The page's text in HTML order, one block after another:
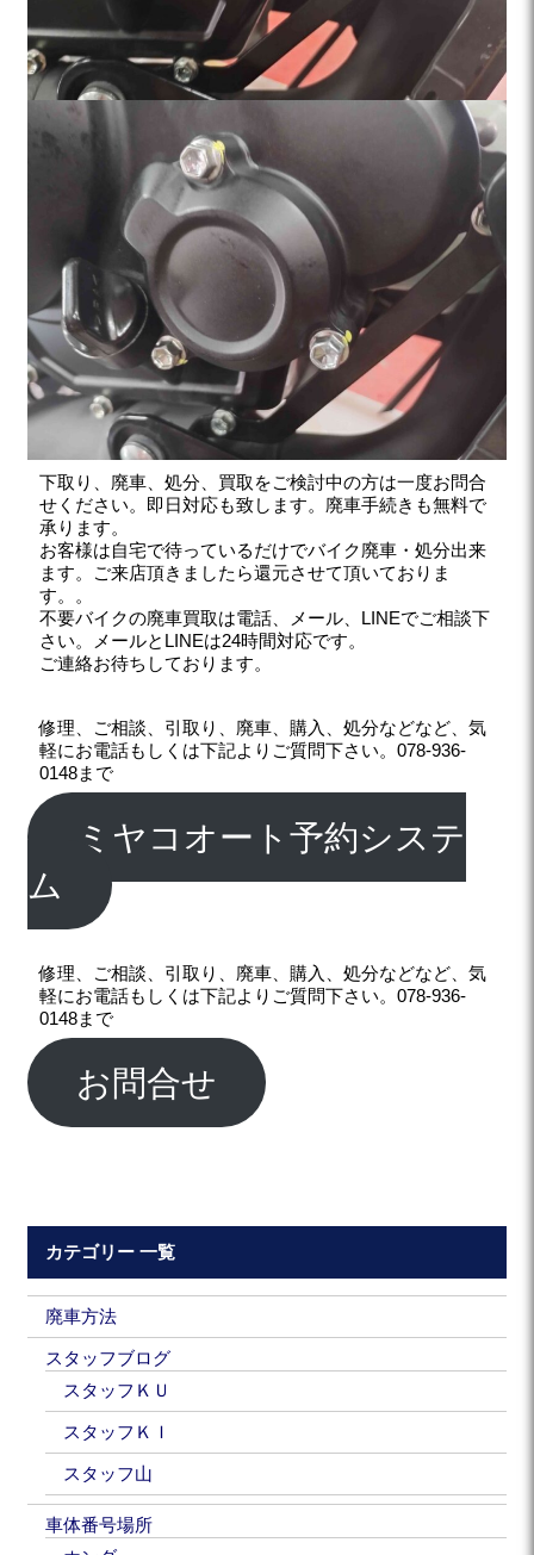
下取り、廃車、処分、買取をご検討中の方は一度お問合
せください。即日対応も致します。廃車手続きも無料で
承ります。
お客様は自宅で待っているだけでバイク廃車・処分出来
ます。ご来店頂きましたら還元させて頂いておりま
す。。
不要バイクの廃車買取は電話、メール、LINEでご相談下
さい。メールとLINEは24時間対応です。
ご連絡お待ちしております。
修理、ご相談、引取り、廃車、購入、処分などなど、気
軽にお電話もしくは下記よりご質問下さい。078-936-
0148まで
ミヤコオート予約システ
ム
修理、ご相談、引取り、廃車、購入、処分などなど、気
軽にお電話もしくは下記よりご質問下さい。078-936-
0148まで
お問合せ
カテゴリー 一覧
廃車方法
スタッフブログ
スタッフＫＵ
スタッフＫＩ
スタッフ山
車体番号場所